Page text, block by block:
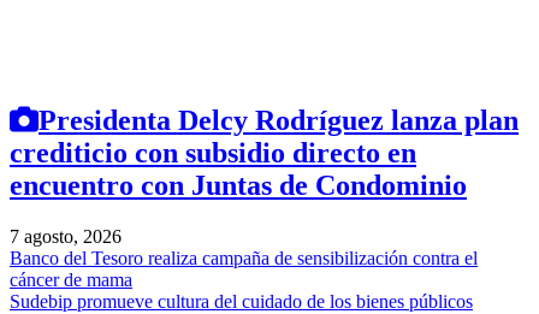
Presidenta Delcy Rodríguez lanza plan
crediticio con subsidio directo en
encuentro con Juntas de Condominio
7 agosto, 2026
Banco del Tesoro realiza campaña de sensibilización contra el
cáncer de mama
Sudebip promueve cultura del cuidado de los bienes públicos